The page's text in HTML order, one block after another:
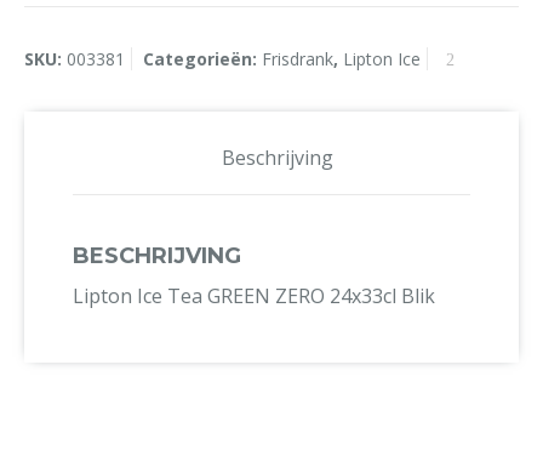
SKU: 003381 Categorieën: Frisdrank, Lipton Ice
Beschrijving
BESCHRIJVING
Lipton Ice Tea GREEN ZERO 24x33cl Blik